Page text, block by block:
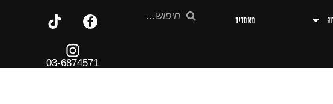
מאמרים
03-6874571